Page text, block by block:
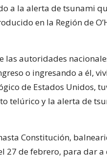
a la alerta de tsunami
en la Región de
las autoridades
o ingresando a él,
de Estados Unidos,
telúrico y la alerta de
Constitución,
27 de febrero, para dar a